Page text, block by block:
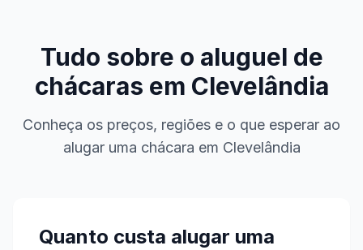
Tudo sobre o aluguel de
chácaras em Clevelândia
Conheça os preços, regiões e o que esperar ao
alugar uma chácara em Clevelândia
Quanto custa alugar uma